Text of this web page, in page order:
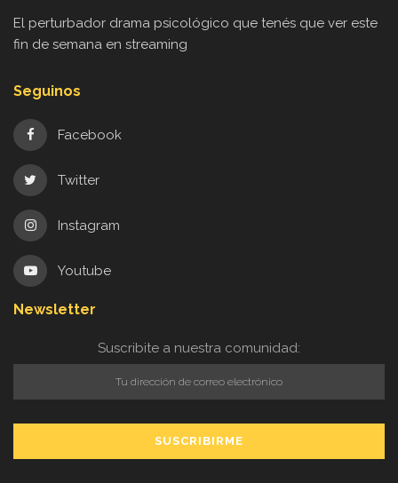
El perturbador drama psicológico que tenés que ver este
fin de semana en streaming
Seguinos
Facebook
Twitter
Instagram
Youtube
Newsletter
Suscribite a nuestra comunidad: